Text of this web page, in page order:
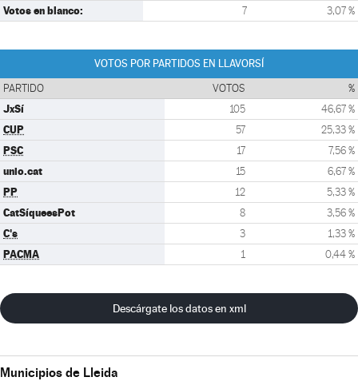
Votos en blanco: 7 3,07 %
VOTOS POR PARTIDOS EN LLAVORSÍ
PARTIDO VOTOS %
JxSí 105 46,67 %
CUP 57 25,33 %
PSC 17 7,56 %
unio.cat 15 6,67 %
PP 12 5,33 %
CatSíqueesPot 8 3,56 %
C's 3 1,33 %
PACMA 1 0,44 %
Descárgate los datos en xml
Municipios de Lleida